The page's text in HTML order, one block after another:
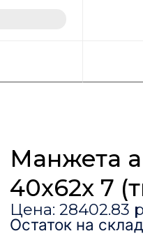
Манжета
40х62х 7
Цена: 28402.83
Остаток на